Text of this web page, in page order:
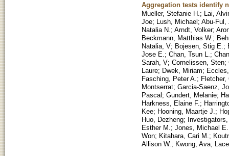
Aggregation tests identify
Mueller, Stefanie H. ; Lai,
Joe; Lush, Michael; Abu-Ful,
Natalia N. ; Arndt, Volker;
Beckmann, Matthias W. ;
Natalia, V; Bojesen, Stig E. ;
Jose E. ; Chan, Tsun L. ;
Sarah, V; Cornelissen, Sten;
Laure; Dwek, Miriam;
Fasching, Peter A. ; Fletcher,
Montserrat; Garcia-Saenz,
Pascal; Gundert, Melanie;
Harkness, Elaine F. ;
Kee; Hooning, Maartje J. ;
Huo, Dezheng;
Esther M. ; Jones, Michael E.
Won; Kitahara, Cari M. ;
Allison W. ; Kwong, Ava;